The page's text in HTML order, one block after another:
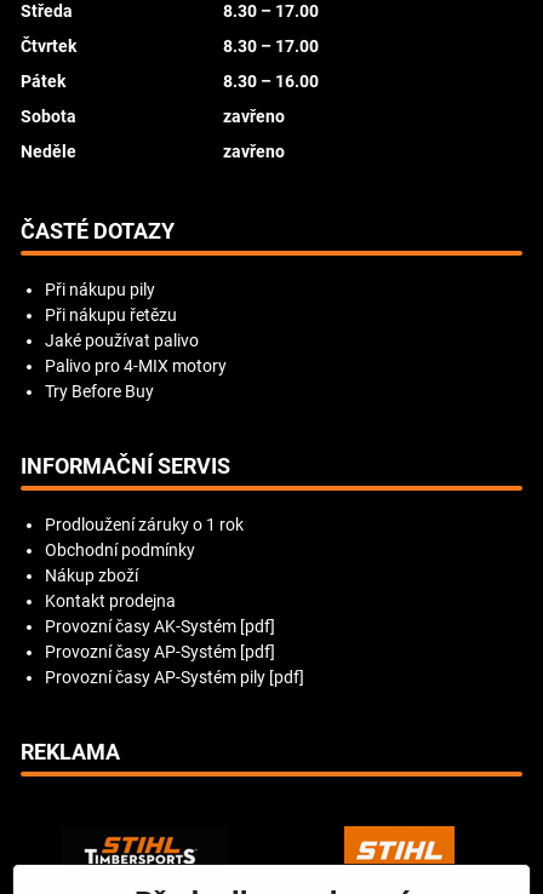
Středa
8.30 – 17.00
Čtvrtek
8.30 – 17.00
Pátek
8.30 – 16.00
Sobota
zavřeno
Neděle
zavřeno
ČASTÉ DOTAZY
Při nákupu pily
Při nákupu řetězu
Jaké používat palivo
Palivo pro 4-MIX motory
Try Before Buy
INFORMAČNÍ SERVIS
Prodloužení záruky o 1 rok
Obchodní podmínky
Nákup zboží
Kontakt prodejna
Provozní časy AK-Systém [pdf]
Provozní časy AP-Systém [pdf]
Provozní časy AP-Systém pily [pdf]
REKLAMA